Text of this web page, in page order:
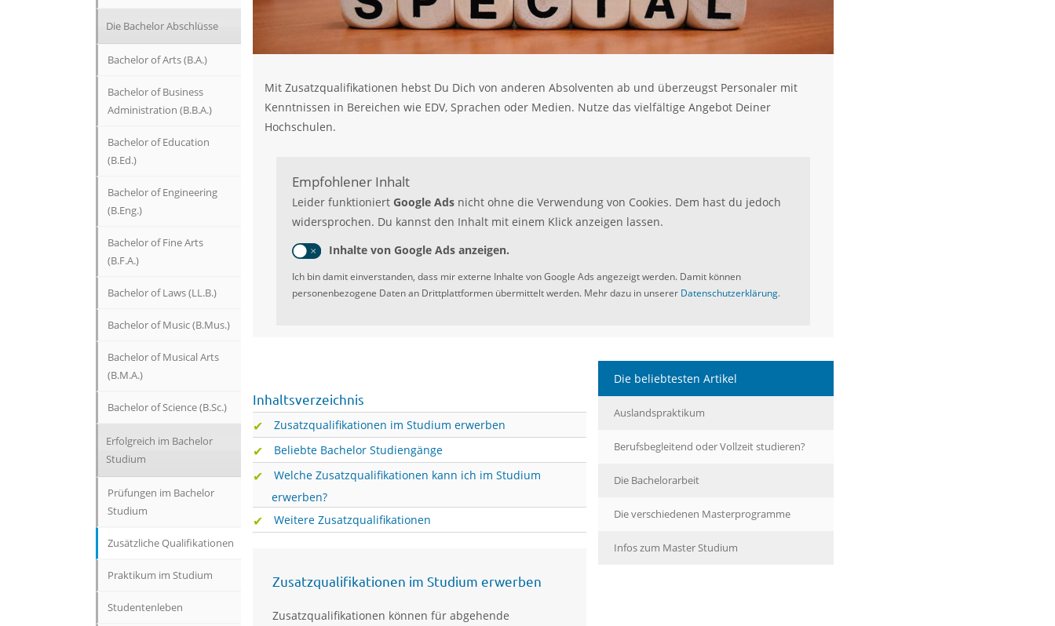
Mit Zusatzqualifikationen hebst Du Dich von anderen Absolventen ab und überzeugst Personaler mit
Kenntnissen in Bereichen wie EDV, Sprachen oder Medien. Nutze das vielfältige Angebot Deiner
Hochschulen.
Empfohlener Inhalt
Leider funktioniert Google Ads nicht ohne die Verwendung von Cookies. Dem hast du jedoch
widersprochen. Du kannst den Inhalt mit einem Klick anzeigen lassen.
Inhalte von Google Ads anzeigen.
Ich bin damit einverstanden, dass mir externe Inhalte von Google Ads angezeigt werden. Damit können
personenbezogene Daten an Drittplattformen übermittelt werden. Mehr dazu in unserer Datenschutzerklärung.
Inhaltsverzeichnis
Zusatzqualifikationen im Studium erwerben
Beliebte Bachelor Studiengänge
Welche Zusatzqualifikationen kann ich im Studium
erwerben?
Weitere Zusatzqualifikationen
Zusatzqualifikationen im Studium erwerben
Zusatzqualifikationen können für abgehende
Die beliebtesten Artikel
Auslandspraktikum
Berufsbegleitend oder Vollzeit studieren?
Die Bachelorarbeit
Die verschiedenen Masterprogramme
Infos zum Master Studium
Die Bachelor Abschlüsse
Bachelor of Arts (B.A.)
Bachelor of Business
Administration (B.B.A.)
Bachelor of Education
(B.Ed.)
Bachelor of Engineering
(B.Eng.)
Bachelor of Fine Arts
(B.F.A.)
Bachelor of Laws (LL.B.)
Bachelor of Music (B.Mus.)
Bachelor of Musical Arts
(B.M.A.)
Bachelor of Science (B.Sc.)
Erfolgreich im Bachelor
Studium
Prüfungen im Bachelor
Studium
Zusätzliche Qualifikationen
Praktikum im Studium
Studentenleben